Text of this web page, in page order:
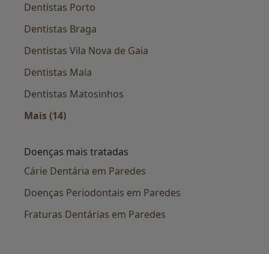
Dentistas Porto
Dentistas Braga
Dentistas Vila Nova de Gaia
Dentistas Maia
Dentistas Matosinhos
Mais (14)
Doenças mais tratadas
Cárie Dentária em Paredes
Doenças Periodontais em Paredes
Fraturas Dentárias em Paredes